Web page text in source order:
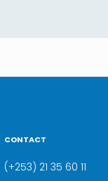
CONTACT
(+253) 21 35 60 11